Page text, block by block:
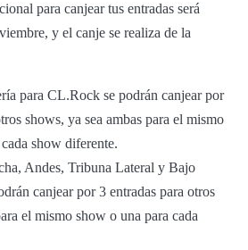
para canjear tus entradas será
y el canje se realiza de la
para CL.Rock se podrán canjear por
shows, ya sea ambas para el mismo
show diferente.
Andes, Tribuna Lateral y Bajo
canjear por 3 entradas para otros
el mismo show o una para cada